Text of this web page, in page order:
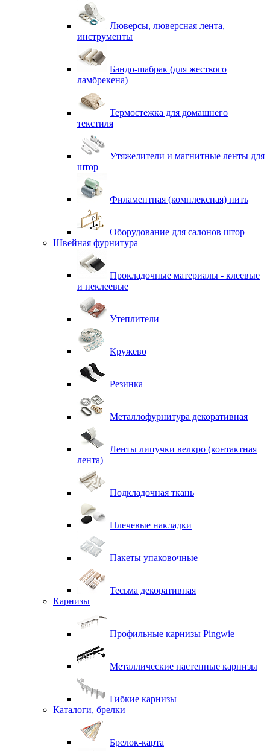
Люверсы, люверсная лента,
инструменты
Бандо-шабрак (для жесткого
ламбрекена)
Термостежка для домашнего
текстиля
Утяжелители и магнитные ленты для
штор
Филаментная (комплексная) нить
Оборудование для салонов штор
Швейная фурнитура
Прокладочные материалы - клеевые
и неклеевые
Утеплители
Кружево
Резинка
Металлофурнитура декоративная
Ленты липучки велкро (контактная
лента)
Подкладочная ткань
Плечевые накладки
Пакеты упаковочные
Тесьма декоративная
Карнизы
Профильные карнизы Pingwie
Металлические настенные карнизы
Гибкие карнизы
Каталоги, брелки
Брелок-карта